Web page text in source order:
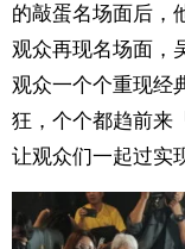
的敲蛋名场面后，
观众再现名场面，
观众一个个重现经
狂，个个都趋前来
让观众们一起过实